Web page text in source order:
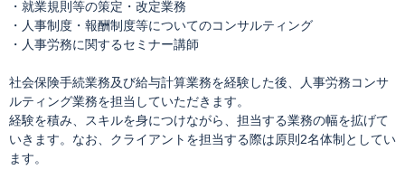
・就業規則等の策定・改定業務
・人事制度・報酬制度等についてのコンサルティング
・人事労務に関するセミナー講師
社会保険手続業務及び給与計算業務を経験した後、人事労務コンサ
ルティング業務を担当していただきます。
経験を積み、スキルを身につけながら、担当する業務の幅を拡げて
いきます。なお、クライアントを担当する際は原則2名体制としてい
ます。